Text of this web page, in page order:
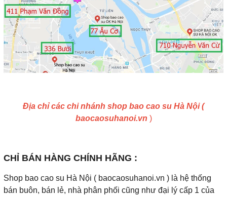
Địa chỉ các chi nhánh shop bao cao su Hà Nội (
baocaosuhanoi.vn )
CHỈ BÁN HÀNG CHÍNH HÃNG :
Shop bao cao su Hà Nội ( baocaosuhanoi.vn ) là hệ thống
bán buôn, bán lẻ, nhà phân phối cũng như đại lý cấp 1 của